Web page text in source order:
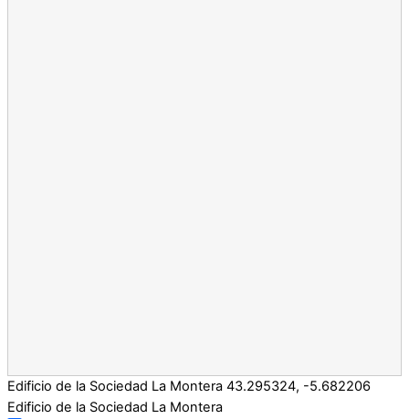
Edificio de la Sociedad La Montera 43.295324, -5.682206
Edificio de la Sociedad La Montera